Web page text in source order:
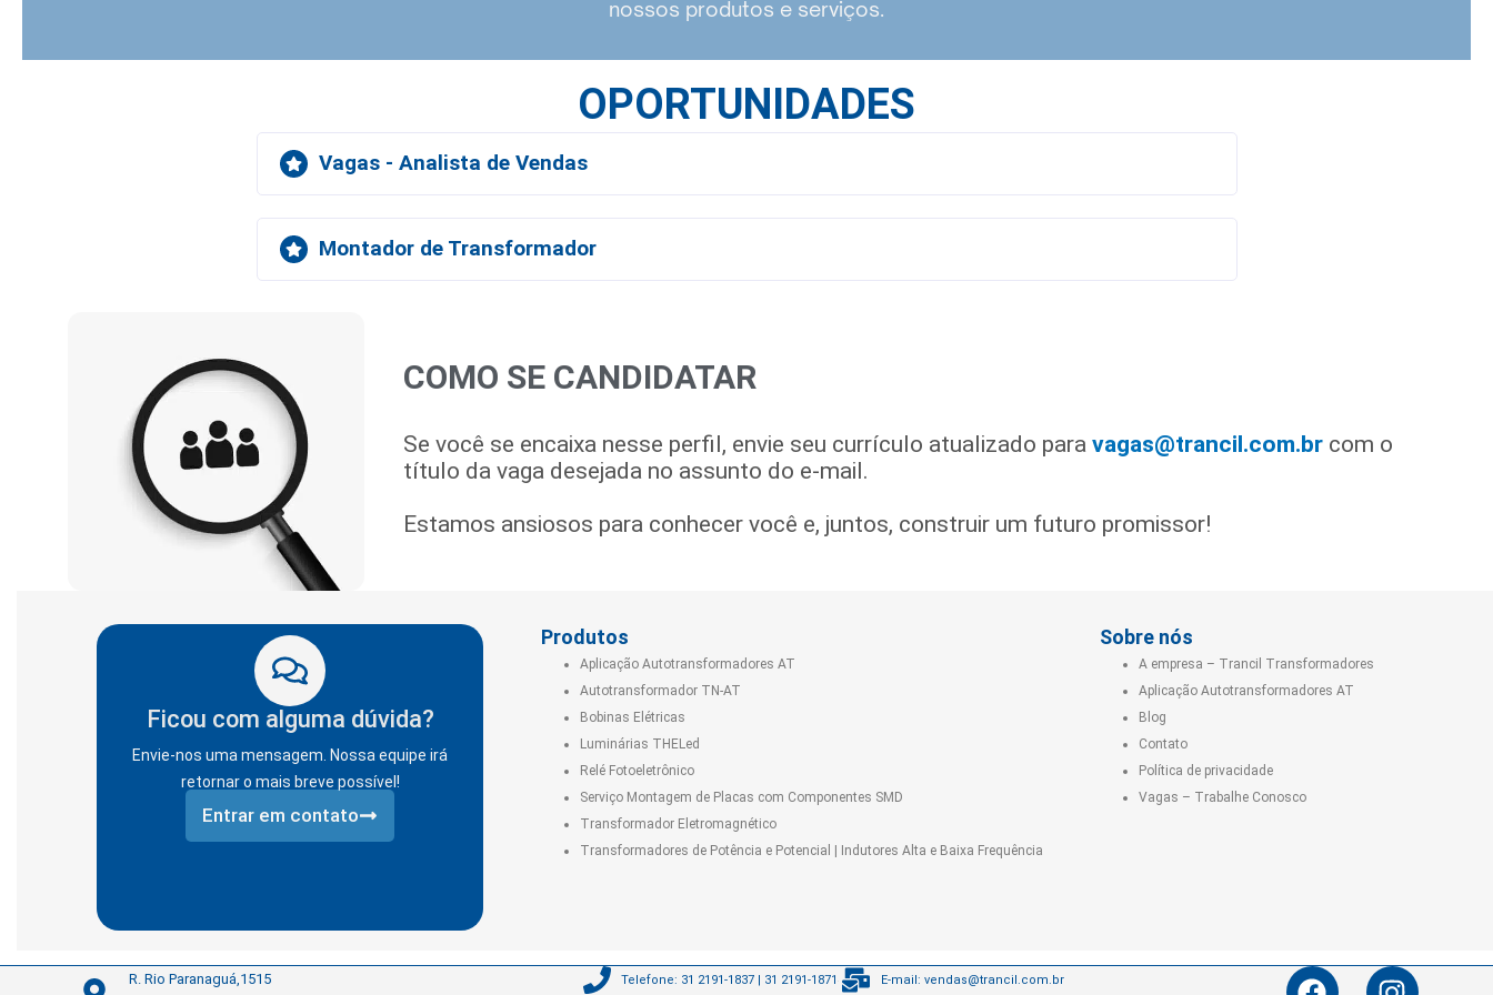
nossos produtos e serviços.
OPORTUNIDADES
Vagas - Analista de Vendas
Montador de Transformador
COMO SE CANDIDATAR
Se você se encaixa nesse perfil, envie seu currículo atualizado para vagas@trancil.com.brcom o
título da vaga desejada no assunto do e-mail.
Estamos ansiosos para conhecer você e, juntos, construir um futuro promissor!
Produtos
Aplicação Autotransformadores AT
Autotransformador TN-AT
Bobinas Elétricas
Luminárias THELed
Relé Fotoeletrônico
Serviço Montagem de Placas com Componentes SMD
Transformador Eletromagnético
Transformadores de Potência e Potencial | Indutores Alta e Baixa Frequência
Ficou com alguma dúvida?
Envie-nos uma mensagem. Nossa equipe irá
retornar o mais breve possível!
Entrar em contato
Sobre nós
A empresa – Trancil Transformadores
Aplicação Autotransformadores AT
Blog
Contato
Política de privacidade
Vagas – Trabalhe Conosco
R. Rio Paranaguá,1515 Telefone: 31 2191-1837 | 31 2191-1871 E-mail: vendas@trancil.com.br Facebook